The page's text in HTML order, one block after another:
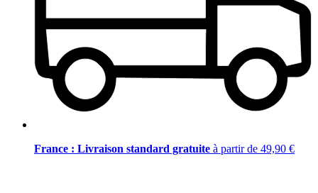
France : Livraison standard gratuite à partir de 49,90 €